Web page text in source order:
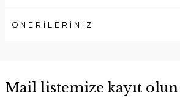
ÖNERİLERİNİZ
Mail listemize kayıt olun